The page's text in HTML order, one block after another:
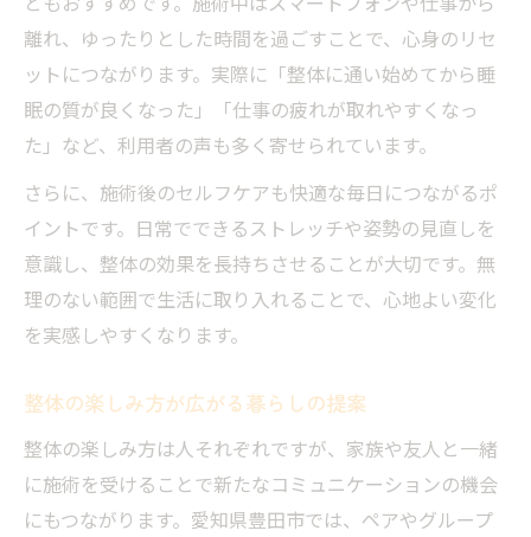
離れ、ゆったりとした時間を過ごすことで、心身のリセ
ットにつながります。実際に「整体に通い始めてから睡
眠の質が良くなった」「仕事の疲れが取れやすくなっ
た」など、利用者の声も多く寄せられています。
さらに、施術後のセルフケアも快適な毎日につながるポ
イントです。日常でできるストレッチや姿勢の見直しを
意識し、整体の効果を長持ちさせることが大切です。無
理のない範囲で生活に取り入れることで、心地よい変化
を実感しやすくなります。
整体の楽しみ方が広がる暮らしの提案
整体の楽しみ方は人それぞれですが、家族や友人と一緒
に施術を受けることで新たなコミュニケーションの機会
にもつながります。愛知県豊田市では、ペアやグループ